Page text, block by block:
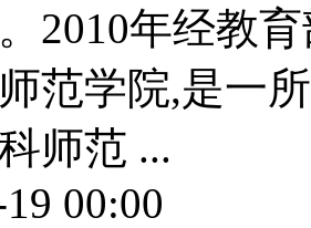
2010年经教
范学院,是一
师范 ...
00:00